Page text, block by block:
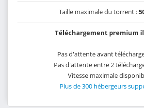
Taille maximale du torrent :
Téléchargement premium
Pas d'attente avant
Pas d'attente entre 2
Vitesse maximale
Plus de 300 hébergeurs